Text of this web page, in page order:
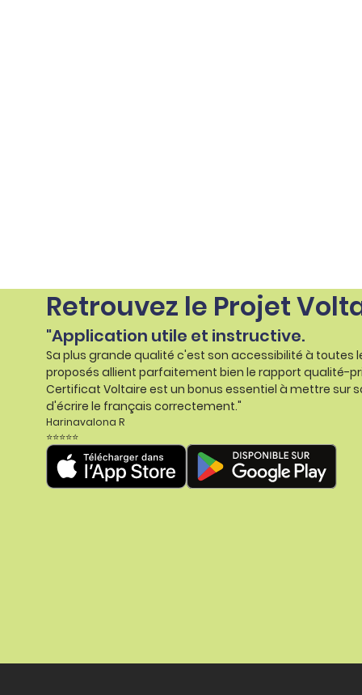
Retrouvez le Projet
"Application utile et instructive.
Sa plus grande qualité c'est son accessibilité à toutes
proposés allient parfaitement bien le rapport qualité-
Certificat Voltaire est un bonus essentiel à mettre sur
d'écrire le français correctement."
Harinavalona R
⭐⭐⭐⭐⭐